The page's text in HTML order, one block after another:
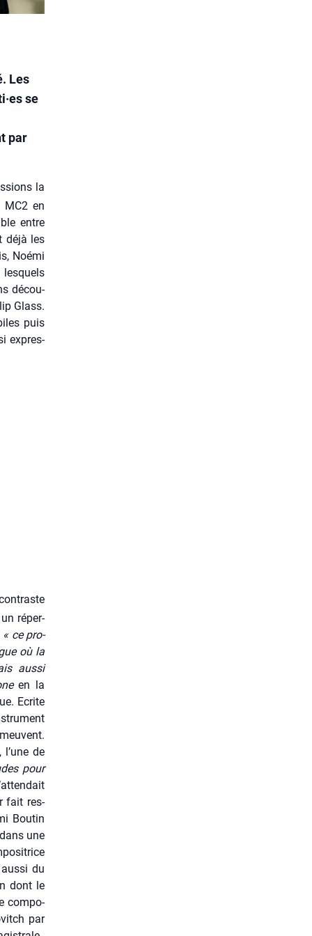
Les
se
par
la
en
entre
déjà les
Noé­mi
décou­
Glass.
puis
expres­
réper­
« ce pro­
où la
aus­si
en la
Ecrite
de
pour
fait res­
Bou­tin
une
du
dont le
com­po­
par